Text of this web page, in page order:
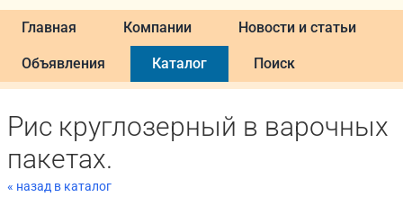
Главная Компании Новости и статьи
Объявления Каталог Поиск
Рис круглозерный в варочных
пакетах.
« назад в каталог